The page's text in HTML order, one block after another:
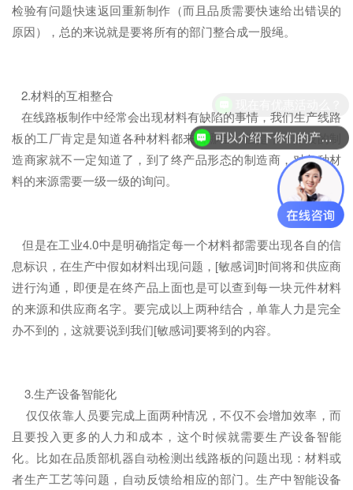
检验有问题快速返回重新制作（而且品质需要快速给出错误的
原因），总的来说就是要将所有的部门整合成一股绳。
2.材料的互相整合
在线路板制作中经常会出现材料有缺陷的事情，我们生产线路
板的工厂肯定是知道各种材料都来自哪里，但是下一阶段的制
造商家就不一定知道了，到了终产品形态的制造商，对各种材
料的来源需要一级一级的询问。
但是在工业4.0中是明确指定每一个材料都需要出现各自的信
息标识，在生产中假如材料出现问题，[敏感词]时间将和供应商
进行沟通，即便是在终产品上面也是可以查到每一块元件材料
的来源和供应商名字。要完成以上两种结合，单靠人力是完全
办不到的，这就要说到我们[敏感词]要将到的内容。
3.生产设备智能化
仅仅依靠人员要完成上面两种情况，不仅不会增加效率，而
且要投入更多的人力和成本，这个时候就需要生产设备智能
化。比如在品质部机器自动检测出线路板的问题出现：材料或
者生产工艺等问题，自动反馈给相应的部门。生产中智能设备
可以介绍下你们的产品么？